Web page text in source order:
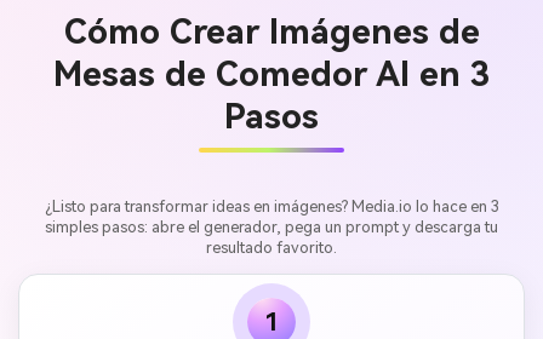
Cómo Crear Imágenes de
Mesas de Comedor AI en 3
Pasos
¿Listo para transformar ideas en imágenes? Media.io lo hace en 3
simples pasos: abre el generador, pega un prompt y descarga tu
resultado favorito.
1